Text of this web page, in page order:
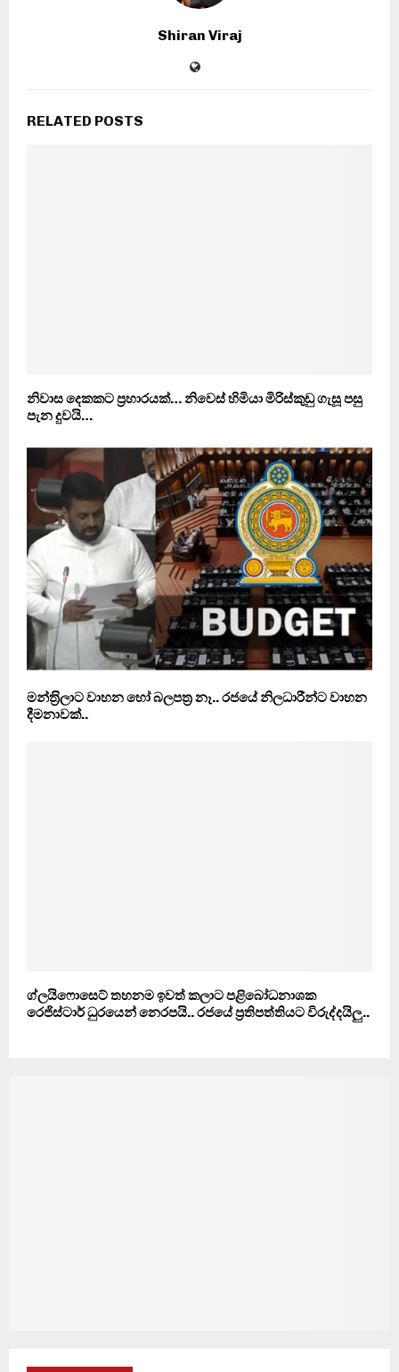
Shiran Viraj
RELATED POSTS
නිවාස දෙකකට ප්‍රහාරයක්… නිවෙස් හිමියා මිරිස්කුඩු ගැසූ පසු
පැන දුවයි…
මන්ත‍්‍රිලාට වාහන හෝ බලපත‍්‍ර නෑ.. රජයේ නිලධාරීන්ට වාහන
දීමනාවක්..
ග්ලයිෆොසෙට් තහනම ඉවත් කලාට පළිබෝධනාශක
රෙජිස්ටාර් ධුරයෙන් නෙරපයි.. රජයේ ප්‍රතිපත්තියට විරුද්දයිලු..